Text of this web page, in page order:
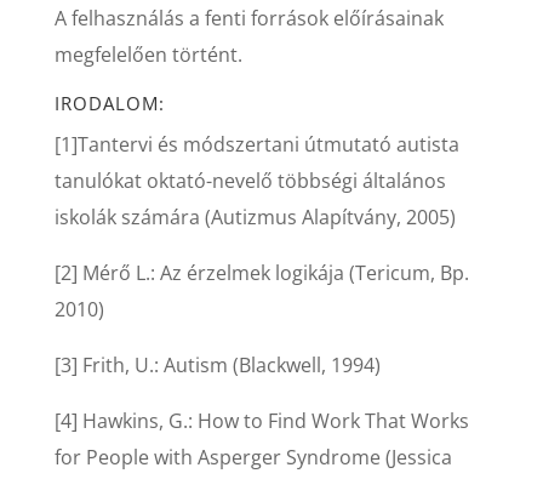
A felhasználás a fenti források előírásainak
megfelelően történt.
IRODALOM:
[1]Tantervi és módszertani útmutató autista
tanulókat oktató-nevelő többségi általános
iskolák számára (Autizmus Alapítvány, 2005)
[2] Mérő L.: Az érzelmek logikája (Tericum, Bp.
2010)
[3] Frith, U.: Autism (Blackwell, 1994)
[4] Hawkins, G.: How to Find Work That Works
for People with Asperger Syndrome (Jessica